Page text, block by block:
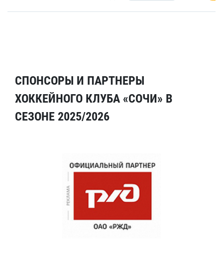
СПОНСОРЫ И ПАРТНЕРЫ
ХОККЕЙНОГО КЛУБА «СОЧИ» В
СЕЗОНЕ 2025/2026